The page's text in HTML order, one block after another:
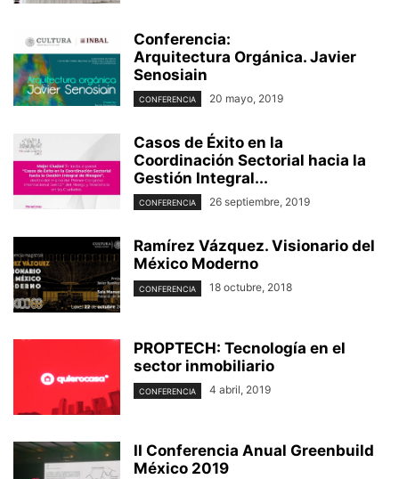
Conferencia:
Arquitectura Orgánica. Javier
Senosiain
CONFERENCIA 20 mayo, 2019
Casos de Éxito en la
Coordinación Sectorial hacia la
Gestión Integral...
CONFERENCIA 26 septiembre, 2019
Ramírez Vázquez. Visionario del
México Moderno
CONFERENCIA 18 octubre, 2018
PROPTECH: Tecnología en el
sector inmobiliario
CONFERENCIA 4 abril, 2019
II Conferencia Anual Greenbuild
México 2019